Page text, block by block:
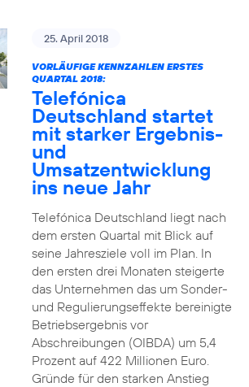
25. April 2018
VORLÄUFIGE KENNZAHLEN ERSTES
QUARTAL 2018:
Telefónica
Deutschland startet
mit starker Ergebnis-
und
Umsatzentwicklung
ins neue Jahr
Telefónica Deutschland liegt nach
dem ersten Quartal mit Blick auf
seine Jahresziele voll im Plan. In
den ersten drei Monaten steigerte
das Unternehmen das um Sonder-
und Regulierungseffekte bereinigte
Betriebsergebnis vor
Abschreibungen (OIBDA) um 5,4
Prozent auf 422 Millionen Euro.
Gründe für den starken Anstieg